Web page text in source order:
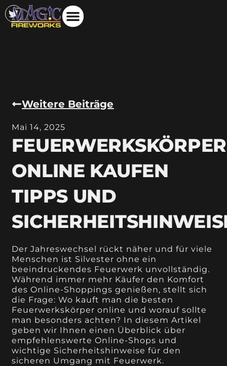
Weitere Beiträge
Mai 14, 2025
FEUERWERKSKÖRPER
ONLINE KAUFEN
TIPPS UND
Der Jahreswechsel rückt näher und für viele
Menschen ist Silvester ohne ein
beeindruckendes Feuerwerk unvollständig.
Während immer mehr Käufer den Komfort
des Online-Shoppings genießen, stellt sich
die Frage: Wo kauft man die besten
Feuerwerkskörper online und worauf sollte
man besonders achten? In diesem Artikel
geben wir Ihnen einen Überblick über
empfehlenswerte Online-Shops und
wichtige Sicherheitshinweise für den
sicheren Umgang mit Feuerwerk.